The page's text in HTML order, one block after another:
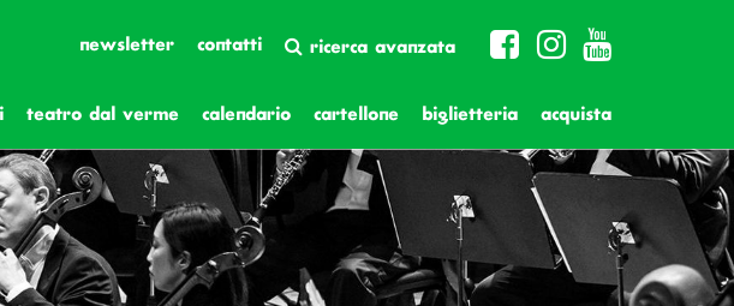
newsletter contatti ricerca avanzata
teatro dal verme calendario cartellone biglietteria acquista